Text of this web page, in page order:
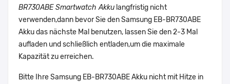
BR730ABE Smartwatch Akku langfristig nicht
verwenden,dann bevor Sie den Samsung EB-BR730ABE
Akku das nächste Mal benutzen, lassen Sie den 2-3 Mal
aufladen und schließlich entladen,um die maximale
Kapazität zu erreichen.
Bitte Ihre Samsung EB-BR730ABE Akku nicht mit Hitze in